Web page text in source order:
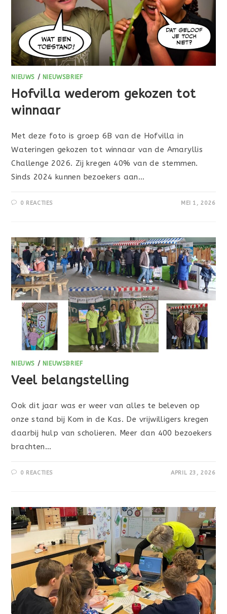
NIEUWS / NIEUWSBRIEF
Hofvilla wederom gekozen tot
winnaar
Met deze foto is groep 6B van de Hofvilla in
Wateringen gekozen tot winnaar van de Amaryllis
Challenge 2026. Zij kregen 40% van de stemmen.
Sinds 2024 kunnen bezoekers aan…
0 REACTIES MEI 1, 2026
NIEUWS / NIEUWSBRIEF
Veel belangstelling
Ook dit jaar was er weer van alles te beleven op
onze stand bij Kom in de Kas. De vrijwilligers kregen
daarbij hulp van scholieren. Meer dan 400 bezoekers
brachten…
0 REACTIES APRIL 23, 2026